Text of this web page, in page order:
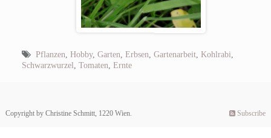
Pflanzen, Hobby, Garten, Erbsen, Gartenarbeit, Kohlrabi,
Schwarzwurzel, Tomaten, Ernte
Copyright by Christine Schmitt, 1220 Wien. Subscribe